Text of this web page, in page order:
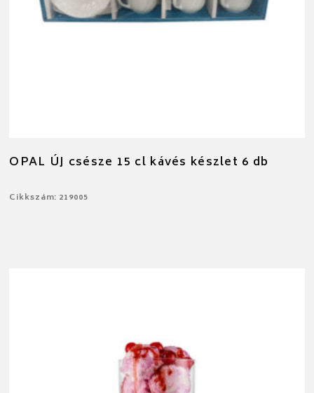
OPAL ÚJ csésze 15 cl kávés készlet 6 db
Cikkszám: 219005